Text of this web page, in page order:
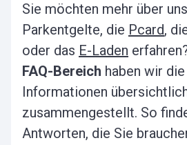
Sie möchten mehr über
Parkentgelte, die Pcard,
oder das E-Laden
FAQ-Bereich haben wir
Informationen
zusammengestellt. So
Antworten, die Sie